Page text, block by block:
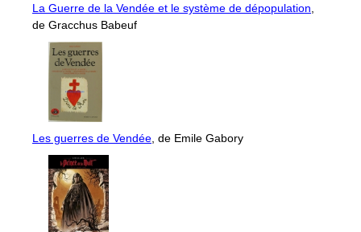
La Guerre de la Vendée et le système de dépopulation
de Gracchus Babeuf
Les guerres de Vendée , de Emile Gabory